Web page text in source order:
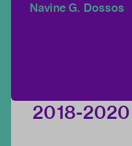
Navine G. Dossos
2018-2020